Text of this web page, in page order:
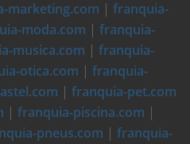
marketing.com | franquia-
moda.com | franquia-
musica.com | franquia-
otica.com | franquia-
| franquia-pet.com
| franquia-piscina.com |
pneus.com | franquia-